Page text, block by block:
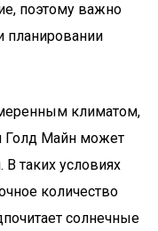
поэтому важно
планировании
климатом,
Голд Майн может
таких условиях
количество
солнечные